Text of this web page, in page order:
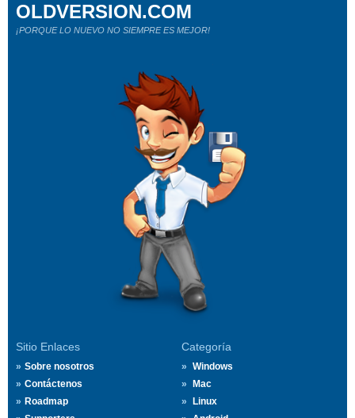
Sitio Enlaces
Sobre nosotros
Contáctenos
Roadmap
Categoría
Windows
Mac
Linux
OLDVERSION.COM
¡PORQUE LO NUEVO NO SIEMPRE ES MEJOR!